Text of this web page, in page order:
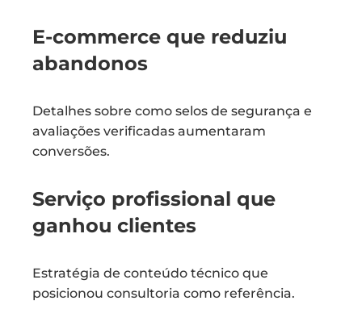
E-commerce que reduziu
abandonos
Detalhes sobre como selos de segurança e
avaliações verificadas aumentaram
conversões.
Serviço profissional que
ganhou clientes
Estratégia de conteúdo técnico que
posicionou consultoria como referência.